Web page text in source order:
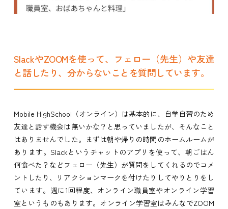
SlackやZOOMを使って、フェロー（先生）や友達
と話したり、分からないことを質問しています。
Mobile HighSchool（オンライン）は基本的に、自学自習のため
友達と話す機会は無いかな？と思っていましたが、そんなこと
はありませんでした。まずは朝や帰りの時間のホームルームが
あります。Slackというチャットのアプリを使って、朝ごはん
何食べた？などフェロー（先生）が質問をしてくれるのでコメ
ントしたり、リアクションマークを付けたりしてやりとりをし
ています。週に1回程度、オンライン職員室やオンライン学習
室というものもあります。オンライン学習室はみんなでZOOM